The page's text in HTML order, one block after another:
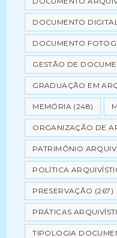
DOCUMENTO
DOCUMENTO
GESTÃO DE
GRADUAÇÃO EM
MEMÓRIA (248)
ORGANIZAÇÃO DE
PATRIMÔNIO
POLÍTICA
PRESERVAÇÃO (267)
PRÁTICAS
TIPOLOGIA